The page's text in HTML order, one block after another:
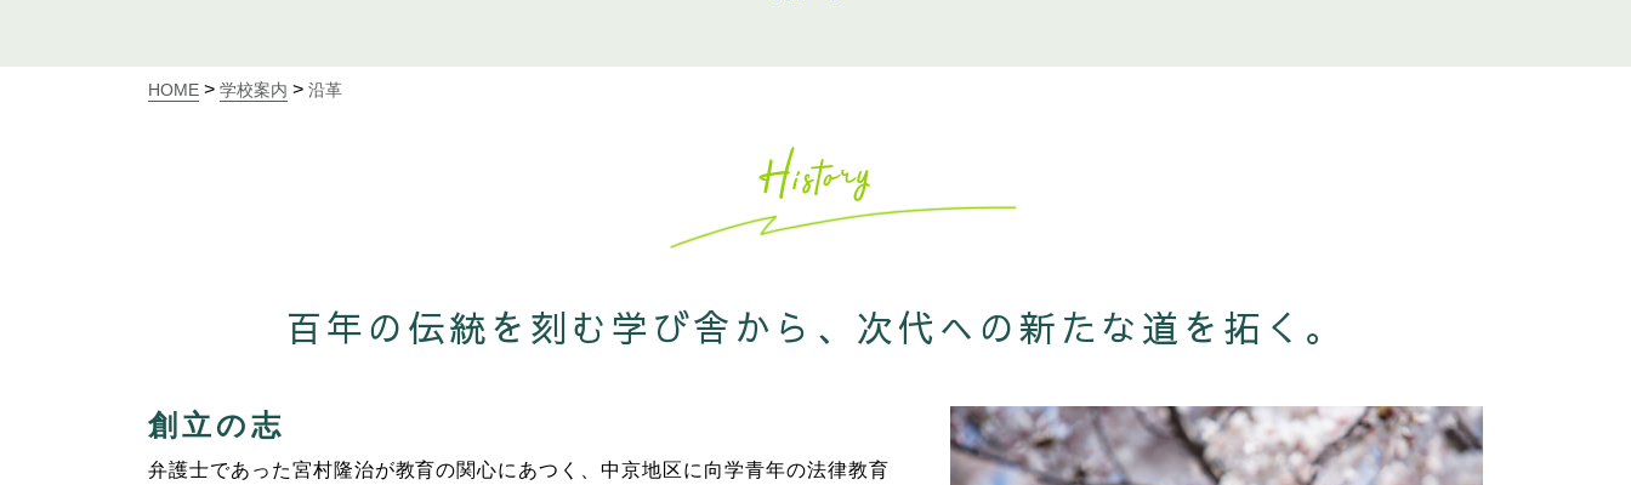
HOME > 学校案内 > 沿革
百年の伝統を刻む学び舎から、 次代への新たな道を拓く。
創立の志
弁護士であった宮村隆治が教育の関心にあつく、中京地区に向学青年の法律教育